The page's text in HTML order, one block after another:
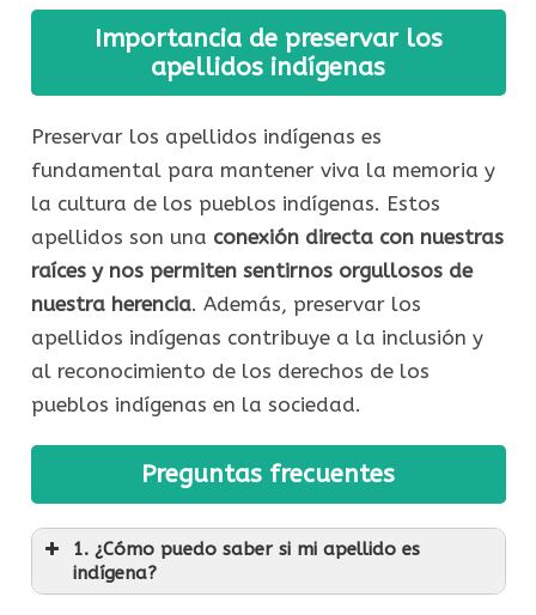
Importancia de preservar los
apellidos indígenas
Preservar los apellidos indígenas es
fundamental para mantener viva la memoria y
la cultura de los pueblos indígenas. Estos
apellidos son una conexión directa con nuestras
raíces y nos permiten sentirnos orgullosos de
nuestra herencia. Además, preservar los
apellidos indígenas contribuye a la inclusión y
al reconocimiento de los derechos de los
pueblos indígenas en la sociedad.
Preguntas frecuentes
1. ¿Cómo puedo saber si mi apellido es
indígena?